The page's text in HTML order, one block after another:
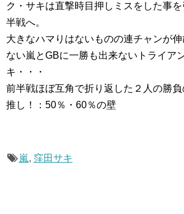
ク・サキは直撃時目押しミスをした事
半戦へ。
大きなハマりはないものの連チャンが
ない嵐とGBに一勝も出来ないトライア
キ・・・
前半戦ほぼ互角で折り返した２人の勝負
推し！：50％・60％の壁
嵐, 窪田サキ